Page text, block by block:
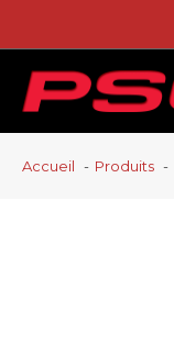
Accueil Produits